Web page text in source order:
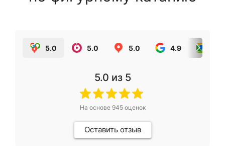
5.0 5.0 5.0 4.9
5.0 из 5
На основе 945оценок
Оставить отзыв